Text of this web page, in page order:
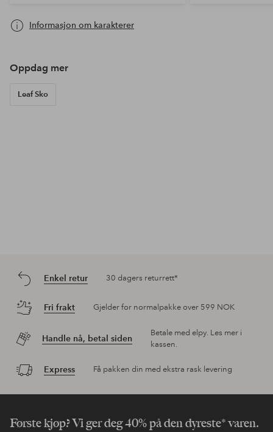
Informasjon om karakterer
Oppdag mer
Leaf Sko
Enkel retur 30 dagers returrett*
Fri frakt Gjelder for normalpakke over 599 NOK
Handle nå, betal siden
Betale med elpy. Les mer i
kassen.
Express Få pakken din med ekstra rask levering
Første kjøp? Vi ger deg 40% på den dyreste* varen.